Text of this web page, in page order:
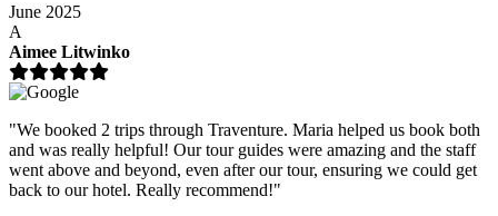
June 2025
A
Aimee Litwinko
"We booked 2 trips through Traventure. Maria helped us book both
and was really helpful! Our tour guides were amazing and the staff
went above and beyond, even after our tour, ensuring we could get
back to our hotel. Really recommend!"